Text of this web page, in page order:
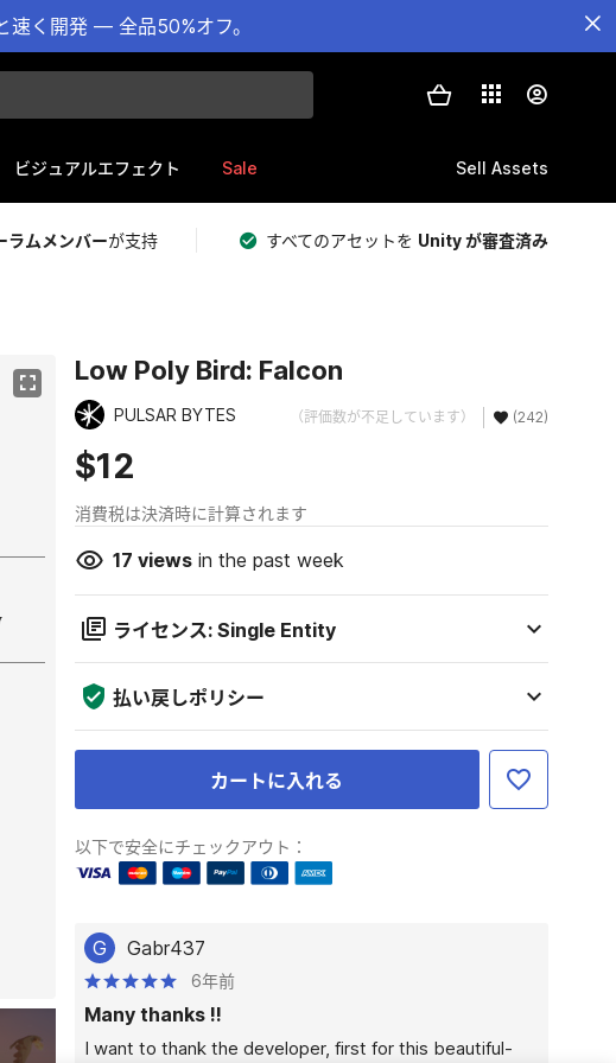
速く開発 — 全品50%オフ。
ビジュアルエフェクト Sale Sell Assets
ラムメンバーが支持 すべてのアセットを Unity が審査済み
Low Poly Bird: Falcon
PULSAR BYTES （評価数が不足しています） (242)
$12
消費税は決済時に計算されます
17 viewsin the past week
ライセンス: Single Entity
払い戻しポリシー
カートに入れる
以下で安全にチェックアウト：
G Gabr437
6年前
Many thanks !!
I want to thank the developer, first for this beautiful-